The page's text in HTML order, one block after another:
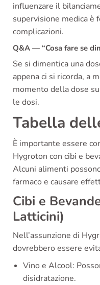
influenzare il
supervisione medica è
complicazioni.
Q&A — “Cosa fare se
Se si dimentica una
appena ci si ricorda, a
momento della dose
le dosi.
Tabella
È importante essere
Hygroton con cibi e
Alcuni alimenti
farmaco e causare
Cibi e
Latticini)
Nell’assunzione di
dovrebbero essere
Vino e Alcool:
disidratazione.